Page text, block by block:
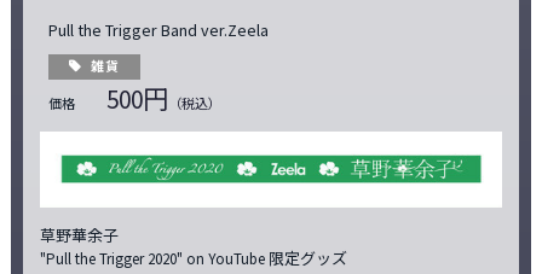
Pull the Trigger Band ver.Zeela
雑貨
価格 500円 （税込）
草野華余子
"Pull the Trigger 2020" on YouTube 限定グッズ